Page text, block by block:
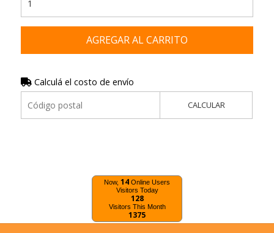
AGREGAR AL CARRITO
Calculá el costo de envío
CALCULAR
Now, 14 Online Users
Visitors Today
128
Visitors This Month
1375